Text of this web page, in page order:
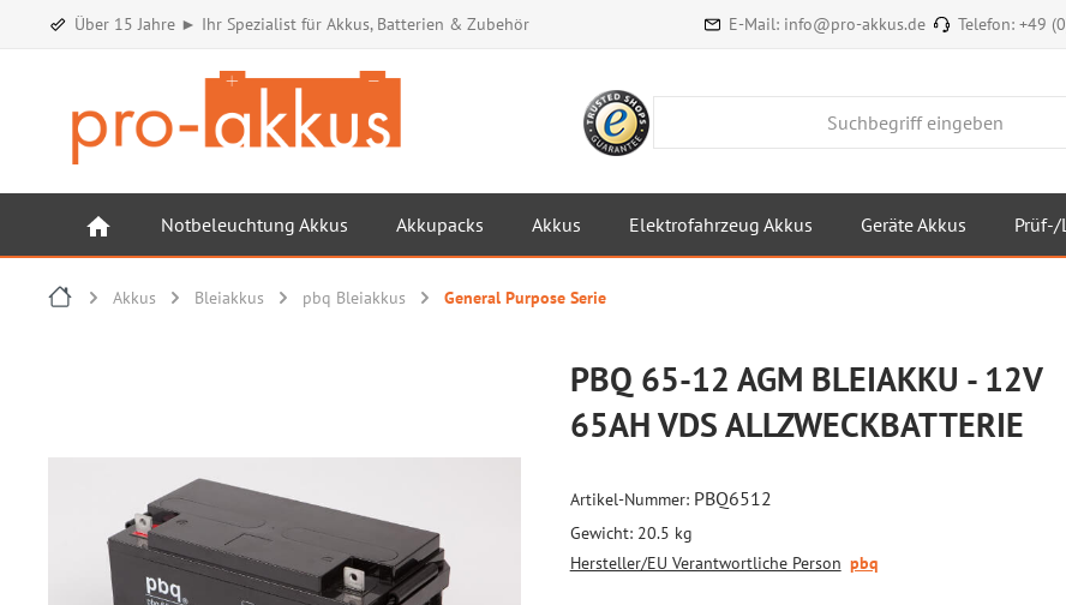
Über 15 Jahre ► Ihr Spezialist für Akkus, Batterien & Zubehör E-Mail: info@pro-akkus.de Telefon: +49
Notbeleuchtung Akkus Akkupacks Akkus Elektrofahrzeug Akkus Geräte Akkus Prüf-/
Akkus Bleiakkus pbq Bleiakkus General Purpose Serie
PBQ 65-12 AGM BLEIAKKU - 12V
65AH VDS ALLZWECKBATTERIE
Artikel-Nummer: PBQ6512
Gewicht: 20.5 kg
Hersteller/EU Verantwortliche Person pbq